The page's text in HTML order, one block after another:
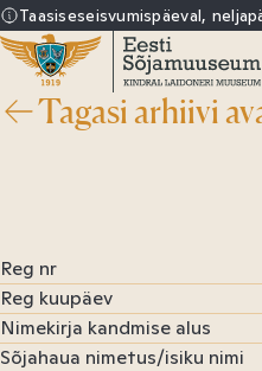
Sisu
juurde
Taasiseseisvumispäeval,
Eesti
Sõjamuuseum
Tagasi arhiivi
Reg nr
Reg kuupäev
Nimekirja kandmise alus
Sõjahaua nimetus/isiku nimi